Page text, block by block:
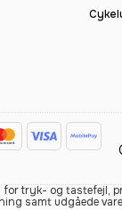
for tryk- og
samt udgåede